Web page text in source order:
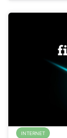
INTERNET